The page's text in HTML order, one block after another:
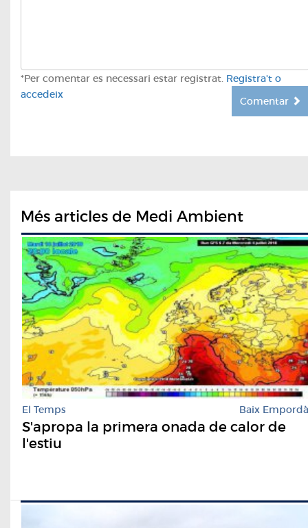
*Per comentar es necessari estar registrat. Registra't o
accedeix
Comentar
Més articles de Medi Ambient
El Temps Baix Empordà
S'apropa la primera onada de calor de
l'estiu